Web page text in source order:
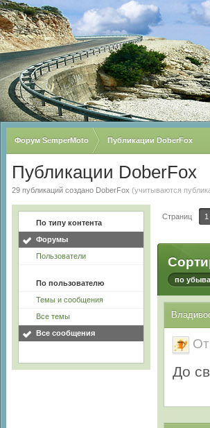
Форум SemperMoto Публикации DoberFox
Публикации DoberFox
29 публикаций создано DoberFox (учитываются
По типу контента
Форумы
Пользователи
По пользователю
Темы и сообщения
Все темы
Все сообщения
Страниц 1
по
До